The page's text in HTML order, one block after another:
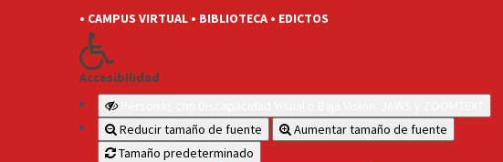
• CAMPUS VIRTUAL • BIBLIOTECA • EDICTOS
Accesibilidad
Reducir tamaño de fuente
Aumentar tamaño de fuente
Tamaño predeterminado